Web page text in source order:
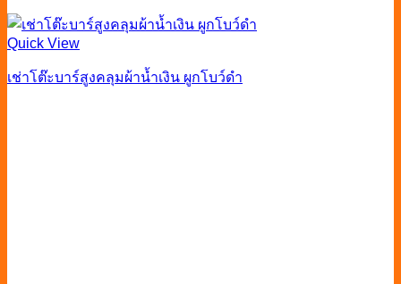
Quick View
เช่าโต๊ะบาร์สูงคลุมผ้าน้ำเงิน ผูกโบว์ดำ